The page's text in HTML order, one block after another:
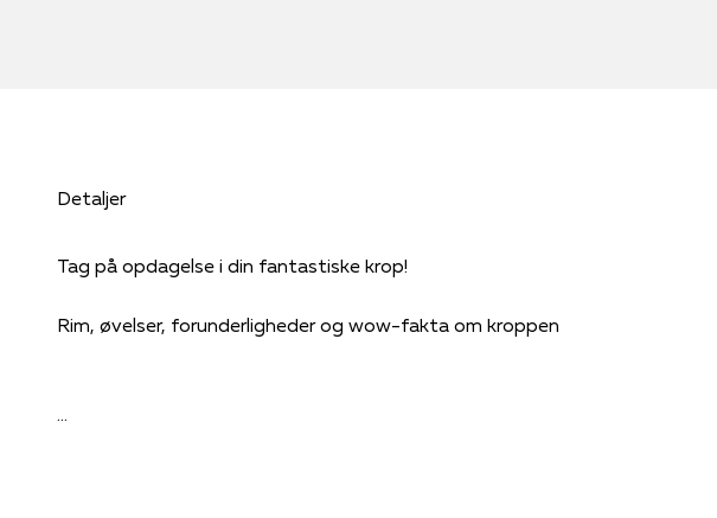
Detaljer
Tag på opdagelse i din fantastiske krop!
Rim, øvelser, forunderligheder og wow-fakta om kroppen